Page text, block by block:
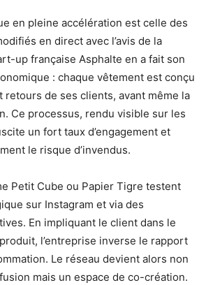
en pleine accélération est celle des
en direct avec l’avis de la
up française Asphalte en a fait son
: chaque vêtement est conçu
retours de ses clients, avant même la
Ce processus, rendu visible sur les
un fort taux d’engagement et
le risque d’invendus.
Petit Cube ou Papier Tigre testent
sur Instagram et via des
En impliquant le client dans le
l’entreprise inverse le rapport
Le réseau devient alors non
mais un espace de co-création.